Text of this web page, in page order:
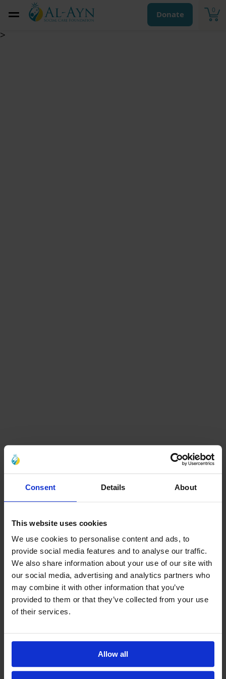
Consent Details About
This website uses cookies
We use cookies to personalise content and ads, to
provide social media features and to analyse our traffic.
We also share information about your use of our site with
our social media, advertising and analytics partners who
may combine it with other information that you’ve
provided to them or that they’ve collected from your use
of their services.
Allow all
0
Donate
>